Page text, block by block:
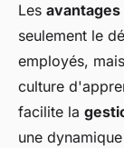
Les
seulement le
employés,
culture
facilite la
une